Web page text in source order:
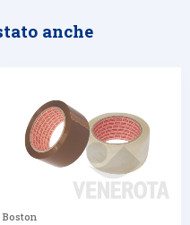
anche
Boston